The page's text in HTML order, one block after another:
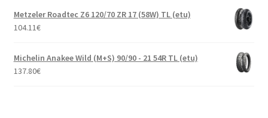
Metzeler Roadtec Z6 120/70 ZR 17 (58W) TL (etu)
104.11€
Michelin Anakee Wild (M+S) 90/90 - 21 54R TL (etu)
137.80€